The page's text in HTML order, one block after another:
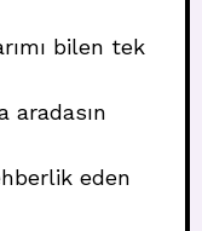
bilen tek
aradasın
eden